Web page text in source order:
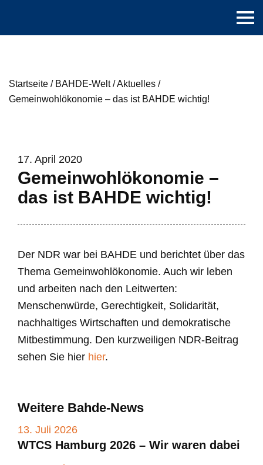
Startseite / BAHDE-Welt/Aktuelles /
Gemeinwohlökonomie – das ist BAHDE wichtig!
17. April 2020
Gemeinwohlökonomie –
das ist BAHDE wichtig!
Der NDR war bei BAHDE und berichtet über das
Thema Gemeinwohlökonomie. Auch wir leben
und arbeiten nach den Leitwerten:
Menschenwürde, Gerechtigkeit, Solidarität,
nachhaltiges Wirtschaften und demokratische
Mitbestimmung. Den kurzweiligen NDR-Beitrag
sehen Sie hier hier.
Weitere Bahde-News
13. Juli 2026
WTCS Hamburg 2026 – Wir waren dabei